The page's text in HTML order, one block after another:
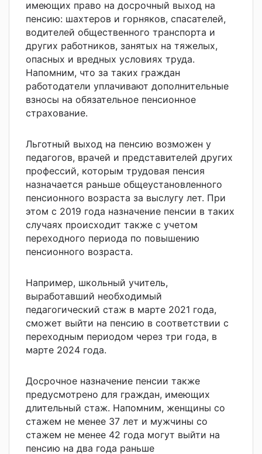
имеющих право на досрочный выход на
пенсию: шахтеров и горняков, спасателей,
водителей общественного транспорта и
других работников, занятых на тяжелых,
опасных и вредных условиях труда.
Напомним, что за таких граждан
работодатели уплачивают дополнительные
взносы на обязательное пенсионное
страхование.
Льготный выход на пенсию возможен у
педагогов, врачей и представителей других
профессий, которым трудовая пенсия
назначается раньше общеустановленного
пенсионного возраста за выслугу лет. При
этом с 2019 года назначение пенсии в таких
случаях происходит также с учетом
переходного периода по повышению
пенсионного возраста.
Например, школьный учитель,
выработавший необходимый
педагогический стаж в марте 2021 года,
сможет выйти на пенсию в соответствии с
переходным периодом через три года, в
марте 2024 года.
Досрочное назначение пенсии также
предусмотрено для граждан, имеющих
длительный стаж. Напомним, женщины со
стажем не менее 37 лет и мужчины со
стажем не менее 42 года могут выйти на
пенсию на два года раньше